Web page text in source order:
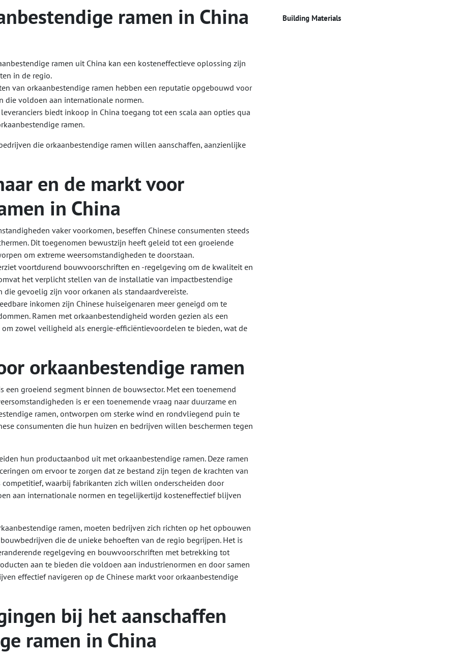
ramen in China
ramen uit China kan een kosteneffectieve oplossing zijn
in de regio.
van orkaanbestendige ramen hebben een reputatie opgebouwd voor
die voldoen aan internationale normen.
biedt inkoop in China toegang tot een scala aan opties qua
ramen.
die orkaanbestendige ramen willen aanschaffen, aanzienlijke
en de markt voor
in China
vaker voorkomen, beseffen Chinese consumenten steeds
Dit toegenomen bewustzijn heeft geleid tot een groeiende
om extreme weersomstandigheden te doorstaan.
voortdurend bouwvoorschriften en -regelgeving om de kwaliteit en
het verplicht stellen van de installatie van impactbestendige
gevoelig zijn voor orkanen als standaardvereiste.
inkomen zijn Chinese huiseigenaren meer geneigd om te
Ramen met orkaanbestendigheid worden gezien als een
zowel veiligheid als energie-efficiëntievoordelen te bieden, wat de
orkaanbestendige ramen
een groeiend segment binnen de bouwsector. Met een toenemend
is er een toenemende vraag naar duurzame en
ramen, ontworpen om sterke wind en rondvliegend puin te
consumenten die hun huizen en bedrijven willen beschermen tegen
hun productaanbod uit met orkaanbestendige ramen. Deze ramen
om ervoor te zorgen dat ze bestand zijn tegen de krachten van
competitief, waarbij fabrikanten zich willen onderscheiden door
aan internationale normen en tegelijkertijd kosteneffectief blijven
ramen, moeten bedrijven zich richten op het opbouwen
die de unieke behoeften van de regio begrijpen. Het is
regelgeving en bouwvoorschriften met betrekking tot
aan te bieden die voldoen aan industrienormen en door samen
effectief navigeren op de Chinese markt voor orkaanbestendige
bij het aanschaffen
ramen in China
Building Materials